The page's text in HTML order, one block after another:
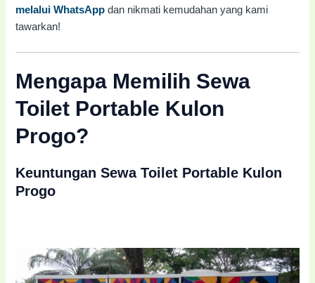
melalui WhatsApp dan nikmati kemudahan yang kami
tawarkan!
Mengapa Memilih Sewa
Toilet Portable Kulon
Progo?
Keuntungan Sewa Toilet Portable Kulon
Progo